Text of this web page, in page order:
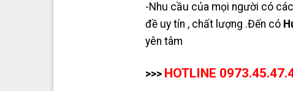
-Nhu cầu của mọi người có
đề uy tín , chất lượng .Đến có
yên tâm
>>> HOTLINE